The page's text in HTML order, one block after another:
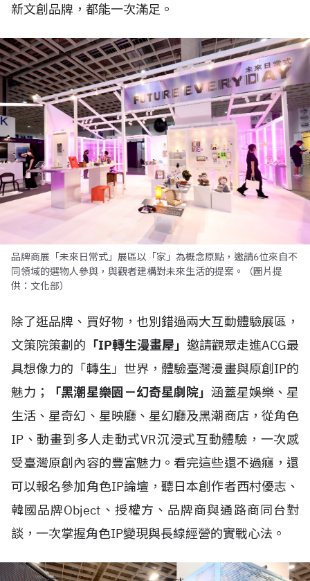
新文創品牌，都能一次滿足。
品牌商展「未來日常式」展區以「家」為概念原點，邀請6位來自不
同領域的選物人參與，與觀者建構對未來生活的提案。（圖片提
供：文化部）
除了逛品牌、買好物，也別錯過兩大互動體驗展區，
文策院策劃的 「IP轉生漫畫屋」 邀請觀眾走進ACG最
具想像力的「轉生」世界，體驗臺灣漫畫與原創IP的
魅力；
「黑潮星樂園－幻奇星劇院」涵蓋星娛樂、星
生活、星奇幻、星映廳、星幻廳及黑潮商店，從角色
IP、動畫到多人走動式VR沉浸式互動體驗，一次感
受臺灣原創內容的豐富魅力。看完這些還不過癮，還
可以報名參加角色IP論壇，聽日本創作者西村優志、
韓國品牌Object、授權方、品牌商與通路商同台對
談，一次掌握角色IP變現與長線經營的實戰心法。